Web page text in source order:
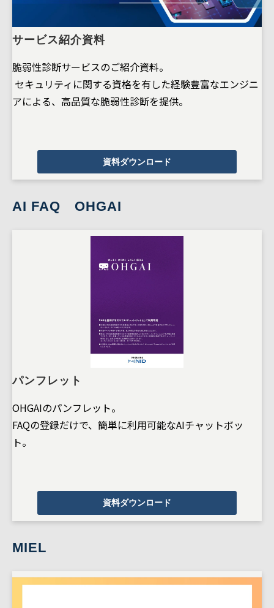
サービス紹介資料
脆弱性診断サービスのご紹介資料。
セキュリティに関する資格を有した経験豊富なエンジニ
アによる、高品質な脆弱性診断を提供。
資料ダウンロード
AI FAQ OHGAI
パンフレット
OHGAIのパンフレット。
FAQの登録だけで、簡単に利用可能なAIチャットボッ
ト。
資料ダウンロード
MIEL